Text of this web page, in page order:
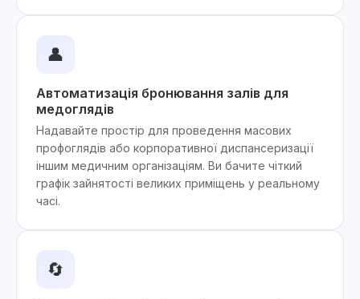
👤
Автоматизація бронювання залів для
медоглядів
Надавайте простір для проведення масових
профоглядів або корпоративної диспансеризації
іншим медичним організаціям. Ви бачите чіткий
графік зайнятості великих приміщень у реальному
часі.
🔄